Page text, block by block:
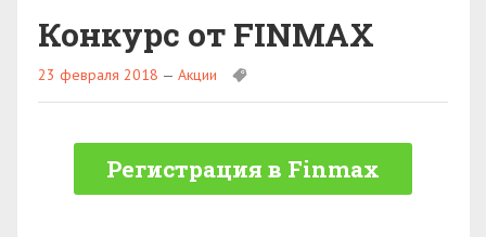
Конкурс от FINMAX
23 февраля 2018 — Акции
Регистрация в Finmax